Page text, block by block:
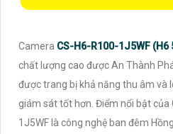
Camera CS-H6-R100-1J5WF (H6
chất lượng cao được An Thành
được trang bị khả năng thu âm và
giám sát tốt hơn. Điểm nổi bật của
1J5WF là công nghệ ban đêm